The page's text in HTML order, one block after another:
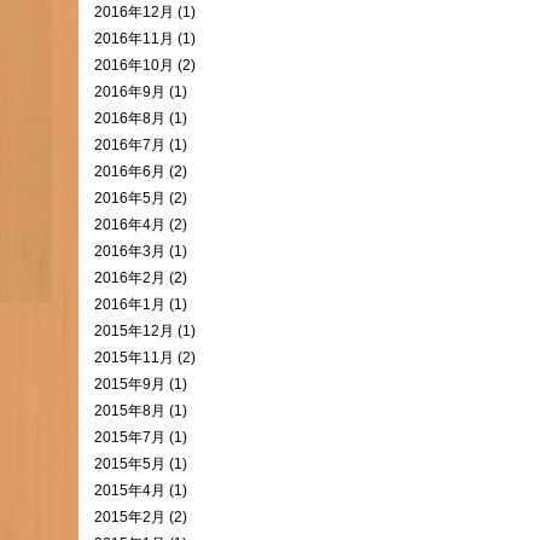
2016年12月 (1)
2016年11月 (1)
2016年10月 (2)
2016年9月 (1)
2016年8月 (1)
2016年7月 (1)
2016年6月 (2)
2016年5月 (2)
2016年4月 (2)
2016年3月 (1)
2016年2月 (2)
2016年1月 (1)
2015年12月 (1)
2015年11月 (2)
2015年9月 (1)
2015年8月 (1)
2015年7月 (1)
2015年5月 (1)
2015年4月 (1)
2015年2月 (2)